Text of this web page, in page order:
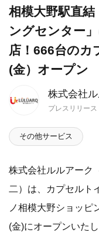
株式会社
プレスリリース
相模大野駅直
ングセンター
店！666台のカ
(金）オープン
その他サービス
株式会社ルルアーク
二）は、カプセルト
ノ相模大野ショッピ
(金)にオープンいた